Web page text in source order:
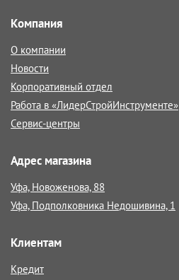
Компания
О компании
Новости
Корпоративный отдел
Работа в «ЛидерСтройИнструменте»
Сервис-центры
Адрес магазина
Уфа, Новоженова, 88
Уфа, Подполковника Недошивина, 1
Клиентам
Кредит